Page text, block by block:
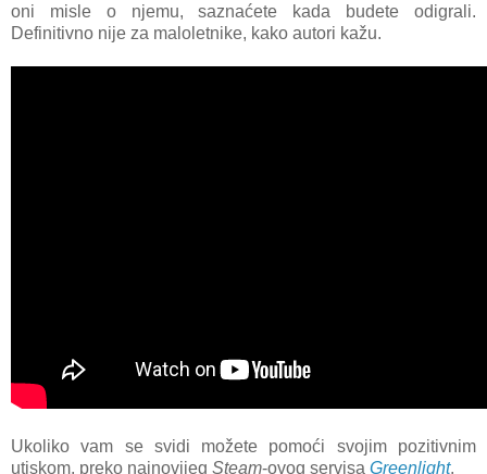
oni misle o njemu, saznaćete kada budete odigrali.
Definitivno nije za maloletnike, kako autori kažu.
Ukoliko vam se svidi možete pomoći svojim pozitivnim
utiskom, preko najnovijeg Steam-ovog servisa Greenlight.